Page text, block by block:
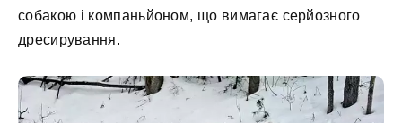
собакою і компаньйоном, що вимагає серйозного
дресирування.